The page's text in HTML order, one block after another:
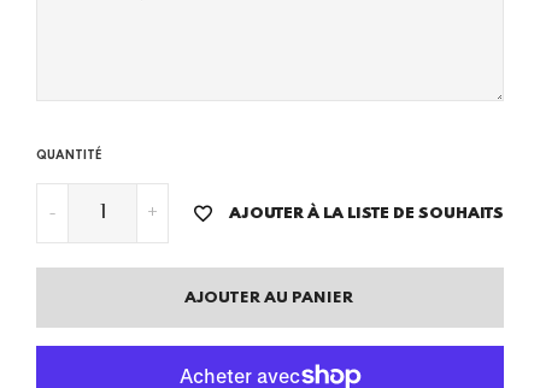
QUANTITÉ
- + AJOUTER À LA LISTE DE SOUHAITS
AJOUTER AU PANIER